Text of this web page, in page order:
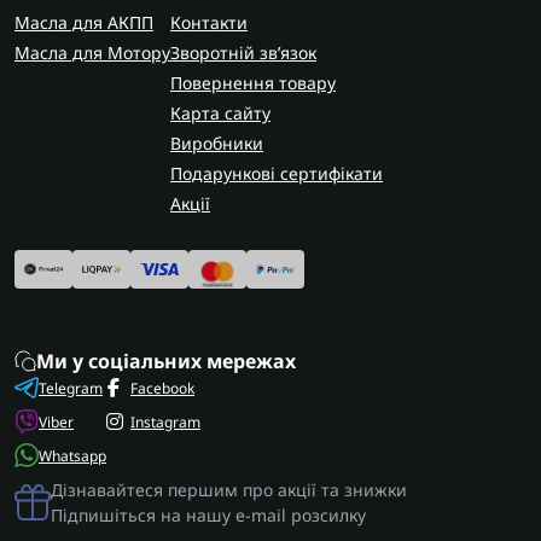
замовлення по всій Україні. У Запоріжжі
виконуємо капітальний ремонт коробки 6F35 з
гарантією на виконані роботи.
Масла для АКПП
Масла для Мотору
Контакти
Зворотній зв’язок
Повернення товару
Карта сайту
Виробники
Подарункові сертифікати
Акції
Ми у соціальних мережах
Telegram
Viber
Whatsapp
Facebook
Instagram
Дізнавайтеся першим про акції та знижки
Підпишіться на нашу e-mail розсилку